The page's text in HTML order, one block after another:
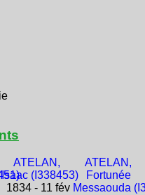
ATELAN,
Isaac (I338453)
1834 - 11 fév
ATELAN,
Fortunée
Messaouda